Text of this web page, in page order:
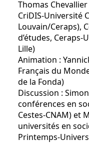
Thomas
CriDIS-Université
Louvain/Ceraps),
d’études, Ceraps-
Lille)
Animation :
Français du
de la Fonda)
Discussion :
conférences en
Cestes-CNAM) et
universités en
Printemps-